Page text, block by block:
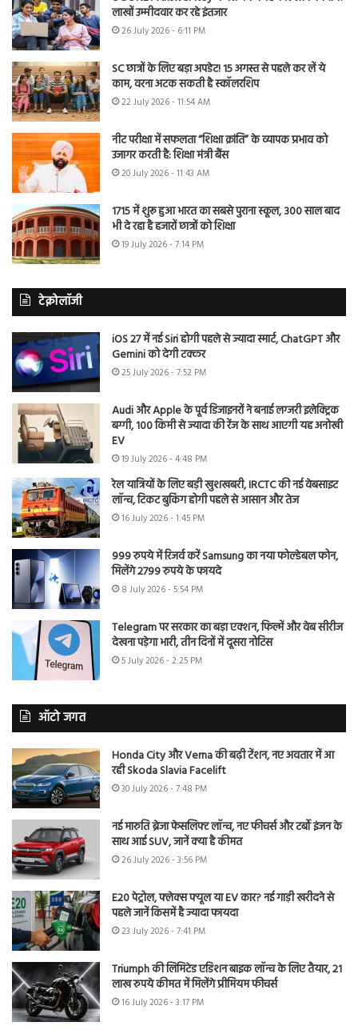
लाखों उम्मीदवार कर रहे इंतजार
26 July 2026 - 6:11 PM
SC छात्रों के लिए बड़ा अपडेट! 15 अगस्त से पहले कर लें ये
काम, वरना अटक सकती है स्कॉलरशिप
22 July 2026 - 11:54 AM
नीट परीक्षा में सफलता “शिक्षा क्रांति” के व्यापक प्रभाव को
उजागर करती है: शिक्षा मंत्री बैंस
20 July 2026 - 11:43 AM
1715 में शुरू हुआ भारत का सबसे पुराना स्कूल, 300 साल बाद
भी दे रहा है हजारों छात्रों को शिक्षा
19 July 2026 - 7:14 PM
टेक्नोलॉजी
iOS 27 में नई Siri होगी पहले से ज्यादा स्मार्ट, ChatGPT और
Gemini को देगी टक्कर
25 July 2026 - 7:52 PM
Audi और Apple के पूर्व डिजाइनरों ने बनाई लग्जरी इलेक्ट्रिक
बग्गी, 100 किमी से ज्यादा की रेंज के साथ आएगी यह अनोखी
EV
19 July 2026 - 4:48 PM
रेल यात्रियों के लिए बड़ी खुशखबरी, IRCTC की नई वेबसाइट
लॉन्च, टिकट बुकिंग होगी पहले से आसान और तेज
16 July 2026 - 1:45 PM
999 रुपये में रिजर्व करें Samsung का नया फोल्डेबल फोन,
मिलेंगे 2799 रुपये के फायदे
8 July 2026 - 5:54 PM
Telegram पर सरकार का बड़ा एक्शन, फिल्में और वेब सीरीज
देखना पड़ेगा भारी, तीन दिनों में दूसरा नोटिस
5 July 2026 - 2:25 PM
ऑटो जगत
Honda City और Verna की बढ़ी टेंशन, नए अवतार में आ
रही Skoda Slavia Facelift
30 July 2026 - 7:48 PM
नई मारुति ब्रेजा फेसलिफ्ट लॉन्च, नए फीचर्स और टर्बो इंजन के
साथ आई SUV, जानें क्या है कीमत
26 July 2026 - 3:56 PM
E20 पेट्रोल, फ्लेक्स फ्यूल या EV कार? नई गाड़ी खरीदने से
पहले जानें किसमें है ज्यादा फायदा
23 July 2026 - 7:41 PM
Triumph की लिमिटेड एडिशन बाइक लॉन्च के लिए तैयार, 21
लाख रुपये कीमत में मिलेंगे प्रीमियम फीचर्स
16 July 2026 - 3:17 PM